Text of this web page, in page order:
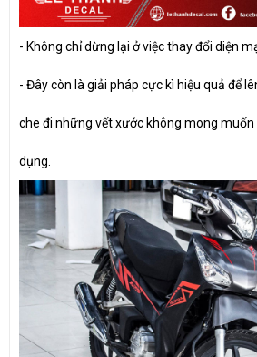
- Không chỉ dừng lại ở việc thay đổi diện
- Đây còn là giải pháp cực kì hiệu quả để
che đi những vết xước không mong
dụng.